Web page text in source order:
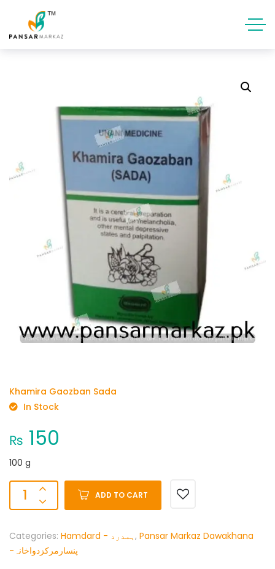
Khamira Gaozban Sada
In Stock
₨ 150
100 g
ADD TO CART
Categories: Hamdard - ہمدرد, Pansar Markaz Dawakhana
-پنسارمرکزدواخانہ